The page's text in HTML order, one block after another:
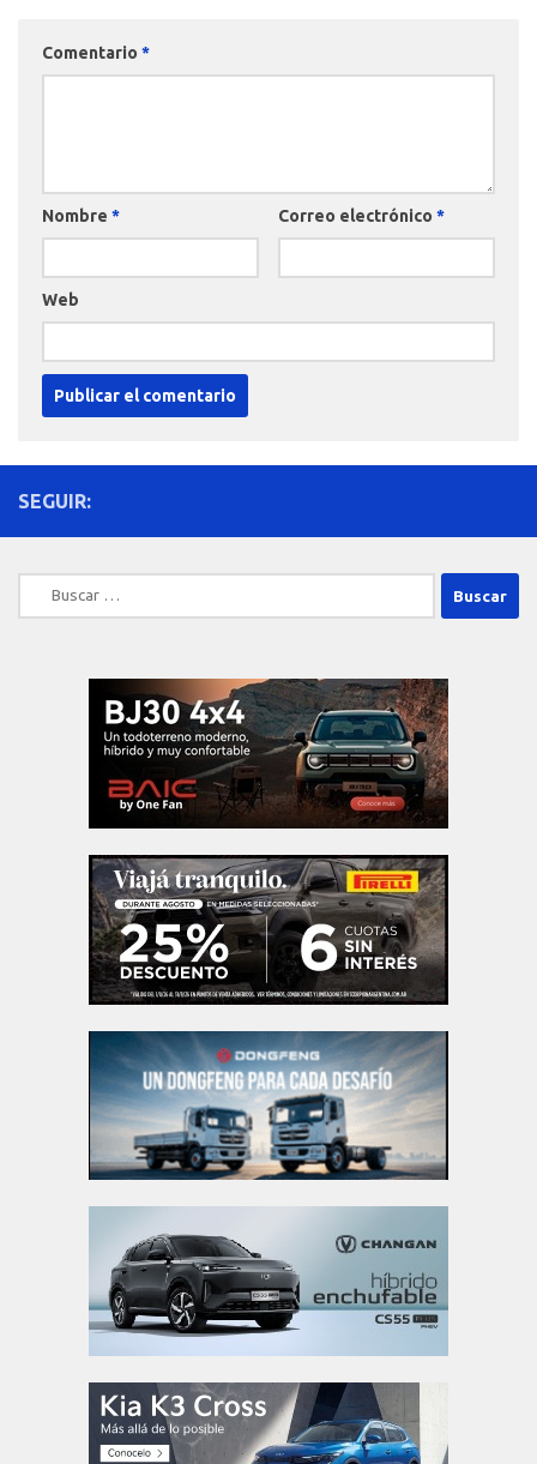
Comentario *
Nombre * Correo electrónico *
Web
SEGUIR:
Buscar: